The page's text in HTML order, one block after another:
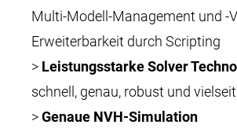
Multi-Modell-Management und -
Erweiterbarkeit durch Scripting
> Leistungsstarke Solver
schnell, genau, robust und
>Genaue NVH-Simulation